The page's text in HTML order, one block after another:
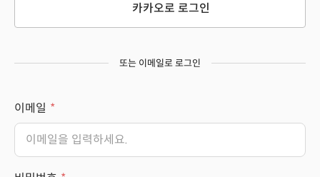
카카오로 로그인
또는 이메일로 로그인
이메일